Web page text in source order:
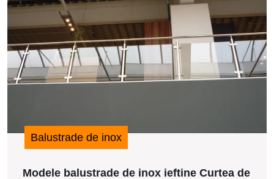
Balustrade de inox
Modele balustrade de inox ieftine Curtea de